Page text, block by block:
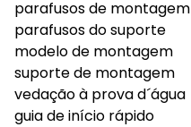
parafusos de montagem
parafusos do suporte
modelo de montagem
suporte de montagem
vedação à prova d´água
guia de início rápido